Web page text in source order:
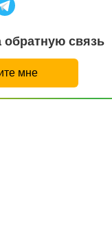
обратную связь
мне